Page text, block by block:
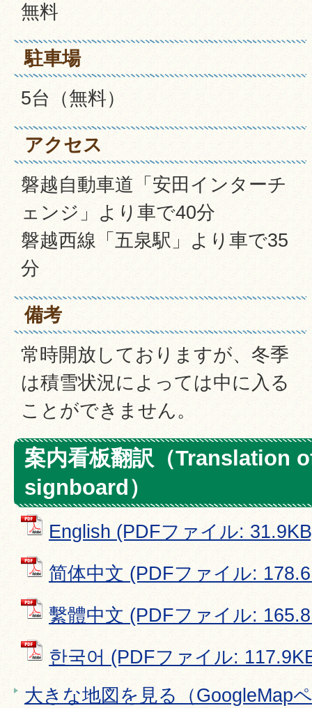
無料
駐車場
5台（無料）
アクセス
磐越自動車道「安田インターチ
ェンジ」より車で40分
磐越西線「五泉駅」より車で35
分
備考
常時開放しておりますが、冬季
は積雪状況によっては中に入る
ことができません。
案内看板翻訳（Translation
signboard）
English (PDFファイル:
简体中文 (PDFファイル:
繫體中文 (PDFファイル:
한국어 (PDFファイル:
大きな地図を見る（GoogleMap